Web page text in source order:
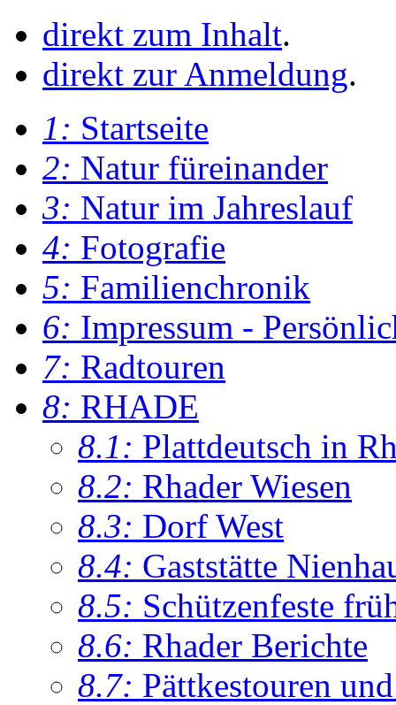
direkt zum Inhalt.
direkt zur Anmeldung.
1: Startseite
2: Natur füreinander
3: Natur im Jahreslauf
4: Fotografie
5: Familienchronik
6: Impressum -
7: Radtouren
8: RHADE
8.1: Plattdeutsch in
8.2: Rhader Wiesen
8.3: Dorf West
8.4: Gaststätte
8.5: Schützenfeste
8.6: Rhader Berichte
8.7: Pättkestouren